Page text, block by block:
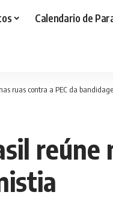
Calendario de
ruas contra a PEC da
reúne